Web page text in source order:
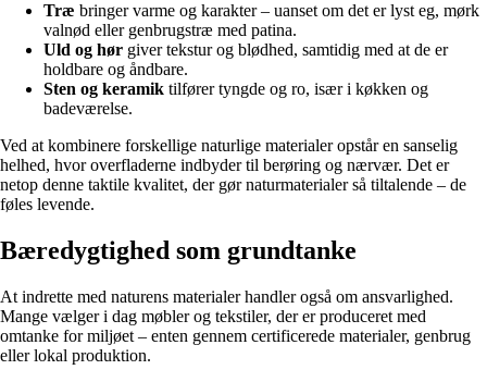
Træ bringer varme og karakter – uanset om det er lyst eg, mørk
valnød eller genbrugstræ med patina.
Uld og hør giver tekstur og blødhed, samtidig med at de er
holdbare og åndbare.
Sten og keramik tilfører tyngde og ro, især i køkken og
badeværelse.
Ved at kombinere forskellige naturlige materialer opstår en sanselig
helhed, hvor overfladerne indbyder til berøring og nærvær. Det er
netop denne taktile kvalitet, der gør naturmaterialer så tiltalende – de
føles levende.
Bæredygtighed som grundtanke
At indrette med naturens materialer handler også om ansvarlighed.
Mange vælger i dag møbler og tekstiler, der er produceret med
omtanke for miljøet – enten gennem certificerede materialer, genbrug
eller lokal produktion.